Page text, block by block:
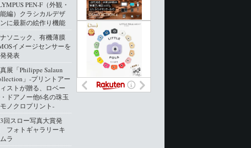
PEN-F（外観・
編）クラシカルデザ
に最新の絵作り機能
ソニック、有機薄膜
イメージセンサーを
発表
展「Philippe Salaun
」‐プリントアー
ストが贈る、ロベー
ドアノー他6名の珠玉
ノクロプリント‐
回スロー写真大賞発
フォトギャラリーキ
ラ